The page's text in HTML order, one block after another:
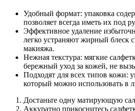
Удобный формат: упаковка
позволяет всегда иметь их под
Эффективное удаление
легко устраняют жирный блеск
макияжа.
Нежная текстура: мягкие
бережный уход за кожей, не
Подходят для всех типов кожи:
который можно использовать в
Достаньте одну матирующую
Аккуратно прикоснитесь